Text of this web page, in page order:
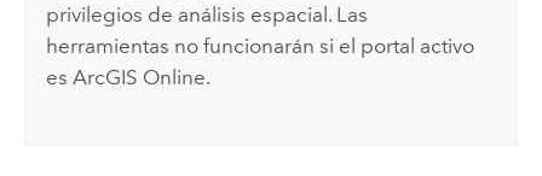
privilegios de análisis espacial. Las
herramientas no funcionarán si el portal activo
esArcGIS Online.